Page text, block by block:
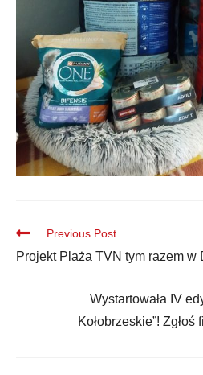
Previous Post
Projekt Plaża TVN tym razem
Wystartowała IV
Kołobrzeskie”!